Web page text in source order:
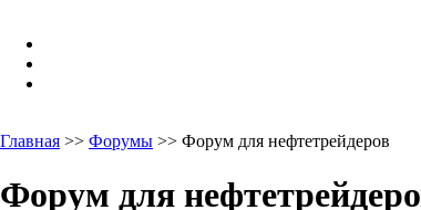
Главная >> Форумы >> Форум для нефтетрейдеров
Форум для